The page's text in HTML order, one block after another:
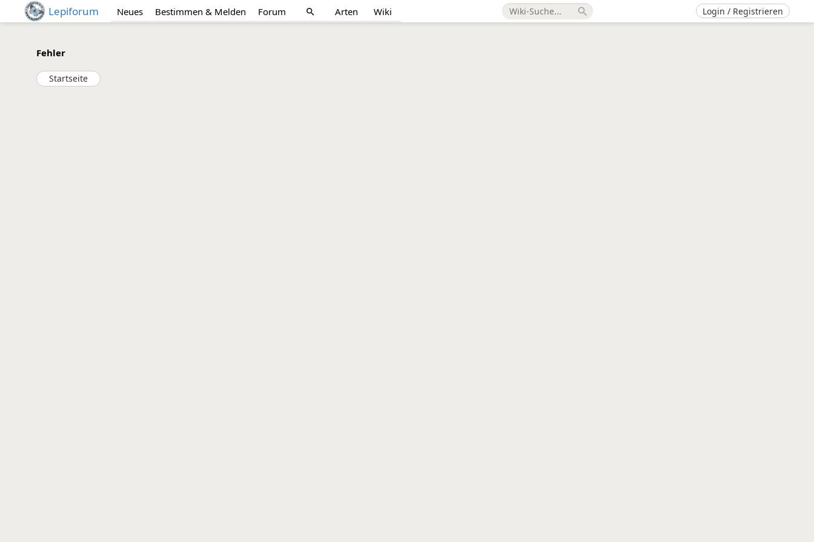
Lepiforum Neues Bestimmen & Melden Forum search Arten Wiki search Login / Registrieren
Fehler
Startseite